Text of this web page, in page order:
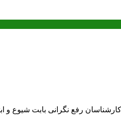
رفع نگرانی بابت شیوع و